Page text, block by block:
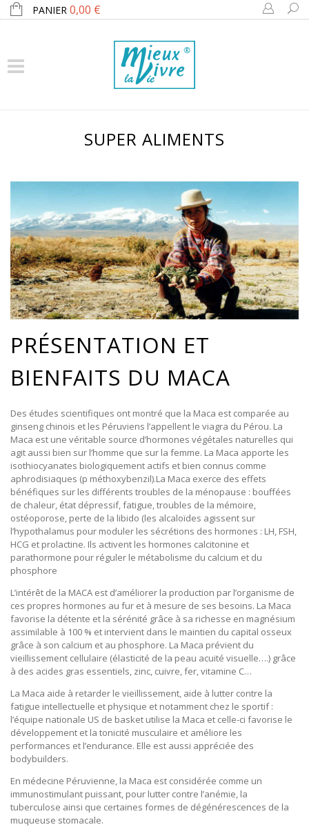
PANIER 0,00 €
SUPER ALIMENTS
PRÉSENTATION ET
BIENFAITS DU MACA
Des études scientifiques ont montré que la Maca est comparée au
ginseng chinois et les Péruviens l’appellent le viagra du Pérou. La
Maca est une véritable source d’hormones végétales naturelles qui
agit aussi bien sur l’homme que sur la femme. La Maca apporte les
isothiocyanates biologiquement actifs et bien connus comme
aphrodisiaques (p méthoxybenzil).La Maca exerce des effets
bénéfiques sur les différents troubles de la ménopause : bouffées
de chaleur, état dépressif, fatigue, troubles de la mémoire,
ostéoporose, perte de la libido (les alcaloïdes agissent sur
l’hypothalamus pour moduler les sécrétions des hormones : LH, FSH,
HCG et prolactine. Ils activent les hormones calcitonine et
parathormone pour réguler le métabolisme du calcium et du
phosphore
L’intérêt de la MACA est d’améliorer la production par l’organisme de
ces propres hormones au fur et à mesure de ses besoins. La Maca
favorise la détente et la sérénité grâce à sa richesse en magnésium
assimilable à 100 % et intervient dans le maintien du capital osseux
grâce à son calcium et au phosphore. La Maca prévient du
vieillissement cellulaire (élasticité de la peau acuité visuelle….) grâce
à des acides gras essentiels, zinc, cuivre, fer, vitamine C…
La Maca aide à retarder le vieillissement, aide à lutter contre la
fatigue intellectuelle et physique et notamment chez le sportif :
l’équipe nationale US de basket utilise la Maca et celle-ci favorise le
développement et la tonicité musculaire et améliore les
performances et l’endurance. Elle est aussi appréciée des
bodybuilders.
En médecine Péruvienne, la Maca est considérée comme un
immunostimulant puissant, pour lutter contre l’anémie, la
tuberculose ainsi que certaines formes de dégénérescences de la
muqueuse stomacale.